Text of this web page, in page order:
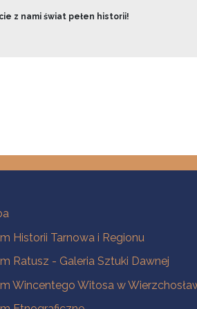
z nami świat pełen historii!
Historii Tarnowa i Regionu
Ratusz - Galeria Sztuki Dawnej
Wincentego Witosa w